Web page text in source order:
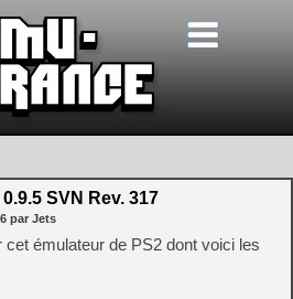
0.9.5 SVN Rev. 317
par Jets
émulateur de PS2 dont voici les